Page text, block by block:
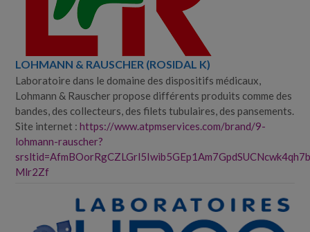
LOHMANN & RAUSCHER (ROSIDAL K)
Laboratoire dans le domaine des dispositifs médicaux,
Lohmann & Rauscher propose différents produits comme des
bandes, des collecteurs, des filets tubulaires, des pansements.
Site internet :https://www.atpmservices.com/brand/9-
lohmann-rauscher?
Mlr2Zf